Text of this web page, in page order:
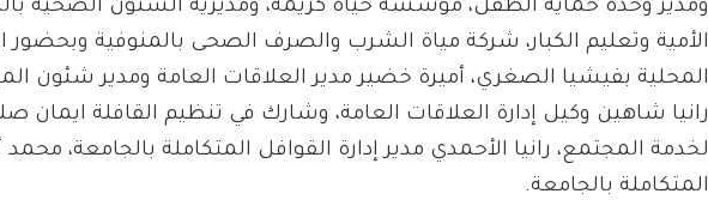
ومدير وحدة حماية الطفل، مؤسسة حياة كريمة، ومديرية الشئون الصحية
الأمية وتعليم الكبار، شركة مياة الشرب والصرف الصحى بالمنوفية
المحلية بفيشيا الصغري، أميرة خضير مدير العلاقات العامة ومدير شئون
رانيا شاهين وكيل إدارة العلاقات العامة، وشارك في تنظيم القافلة ايمان
لخدمة المجتمع، رانيا الأحمدي مدير إدارة القوافل المتكاملة بالجامعة،
المتكاملة بالجامعة.